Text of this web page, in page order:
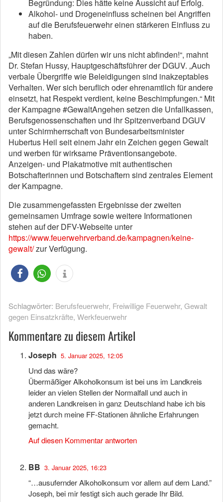
Begründung: Dies hätte keine Aussicht auf Erfolg.
Alkohol- und Drogeneinfluss scheinen bei Angriffen
auf die Berufsfeuerwehr einen stärkeren Einfluss zu
haben.
„Mit diesen Zahlen dürfen wir uns nicht abfinden!“, mahnt
Dr. Stefan Hussy, Hauptgeschäftsführer der DGUV. „Auch
verbale Übergriffe wie Beleidigungen sind inakzeptables
Verhalten. Wer sich beruflich oder ehrenamtlich für andere
einsetzt, hat Respekt verdient, keine Beschimpfungen.“ Mit
der Kampagne #GewaltAngehen setzen die Unfallkassen,
Berufsgenossenschaften und ihr Spitzenverband DGUV
unter Schirmherrschaft von Bundesarbeitsminister
Hubertus Heil seit einem Jahr ein Zeichen gegen Gewalt
und werben für wirksame Präventionsangebote.
Anzeigen- und Plakatmotive mit authentischen
Botschafterinnen und Botschaftern sind zentrales Element
der Kampagne.
Die zusammengefassten Ergebnisse der zweiten
gemeinsamen Umfrage sowie weitere Informationen
stehen auf der DFV-Webseite unter
https://www.feuerwehrverband.de/kampagnen/keine-
gewalt/zur Verfügung.
Schlagwörter: Berufsfeuerwehr, Freiwillige Feuerwehr, Gewalt
gegen Einsatzkräfte, Werkfeuerwehr
Kommentare zu diesem Artikel
Joseph 5. Januar 2025, 12:05
Und das wäre?
Übermäßiger Alkoholkonsum ist bei uns im Landkreis
leider an vielen Stellen der Normalfall und auch in
anderen Landkreisen in ganz Deutschland habe ich bis
jetzt durch meine FF-Stationen ähnliche Erfahrungen
gemacht.
Auf diesen Kommentar antworten
BB 3. Januar 2025, 16:23
“…ausufernder Alkoholkonsum vor allem auf dem Land.”
Joseph, bei mir festigt sich auch gerade Ihr Bild.